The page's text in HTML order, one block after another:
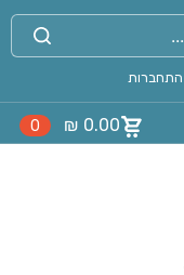
התחברות
₪ 0.00
0